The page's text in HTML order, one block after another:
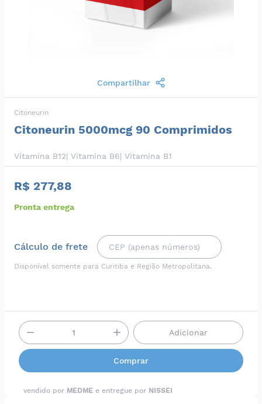
Compartilhar
Citoneurin
Citoneurin 5000mcg 90 Comprimidos
Vitamina B12| Vitamina B6| Vitamina B1
R$ 277,88
Pronta entrega
Cálculo de frete
Disponível somente para Curitiba e Região Metropolitana.
Adicionar
Comprar
vendido por MEDME e entregue por NISSEI